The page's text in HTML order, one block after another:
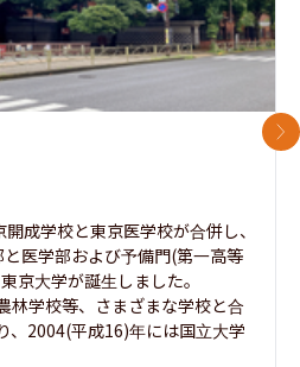
成学校と東京医学校が合併し、
医学部および予備門(第一高等
京大学が誕生しました。
林学校等、さまざまな学校と合
、2004(平成16)年には国立大学
次